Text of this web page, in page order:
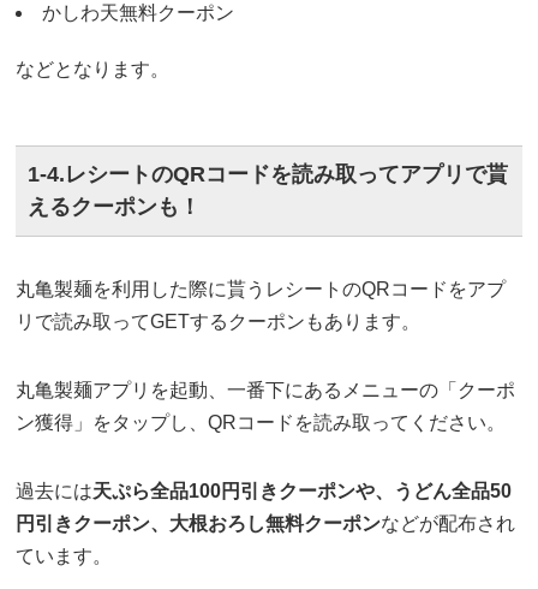
かしわ天無料クーポン
などとなります。
1-4.レシートのQRコードを読み取ってアプリで貰
えるクーポンも！
丸亀製麺を利用した際に貰うレシートのQRコードをアプ
リで読み取ってGETするクーポンもあります。
丸亀製麺アプリを起動、一番下にあるメニューの「クーポ
ン獲得」をタップし、QRコードを読み取ってください。
過去には天ぷら全品100円引きクーポンや、うどん全品50
円引きクーポン、大根おろし無料クーポンなどが配布され
ています。